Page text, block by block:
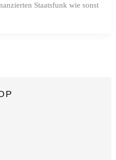
Staatsfunk wie sonst